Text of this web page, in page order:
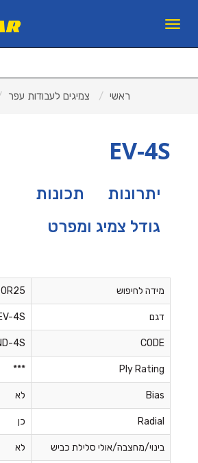
×
פנצ'ריות
ראשי
Toggle
ראשי צמיגים לעבודות עפר
EV-4S
יתרונות
תכונות
גודל צמיג ומפרט
מידה לחיפוש
דגם 4S
CODE
4S
Ply Rating
***
Bias לא
Radial כן
בינוי/מחצבה/אולי סלילת כביש לא